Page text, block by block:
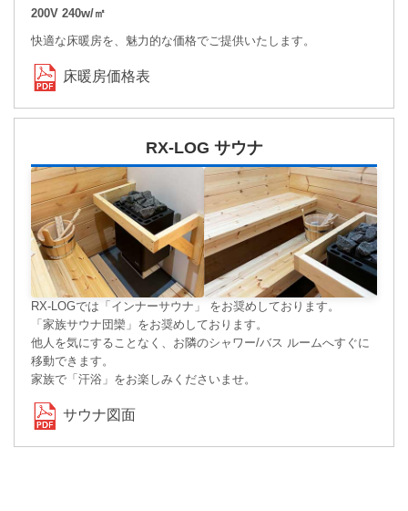
200V 240w/㎡
快適な床暖房を、魅力的な価格でご提供いたします。
床暖房価格表
RX-LOG サウナ
RX-LOGでは「インナーサウナ」 をお奨めしております。
「家族サウナ団欒」をお奨めしております。
他人を気にすることなく、お隣のシャワー/バス ルームへすぐに
移動できます。
家族で「汗浴」をお楽しみくださいませ。
サウナ図面